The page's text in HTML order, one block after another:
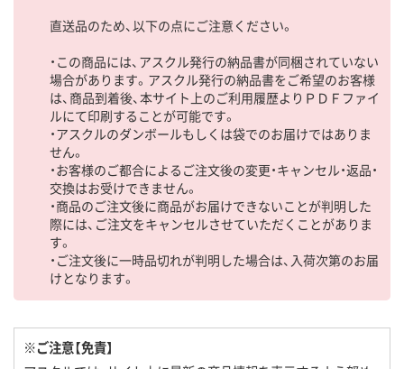
直送品のため、以下の点にご注意ください。
・この商品には、アスクル発行の納品書が同梱されていない
場合があります。アスクル発行の納品書をご希望のお客様
は、商品到着後、本サイト上のご利用履歴よりＰＤＦファイ
ルにて印刷することが可能です。
・アスクルのダンボールもしくは袋でのお届けではありま
せん。
・お客様のご都合によるご注文後の変更・キャンセル・返品・
交換はお受けできません。
・商品のご注文後に商品がお届けできないことが判明した
際には、ご注文をキャンセルさせていただくことがありま
す。
・ご注文後に一時品切れが判明した場合は、入荷次第のお届
けとなります。
※ご注意【免責】